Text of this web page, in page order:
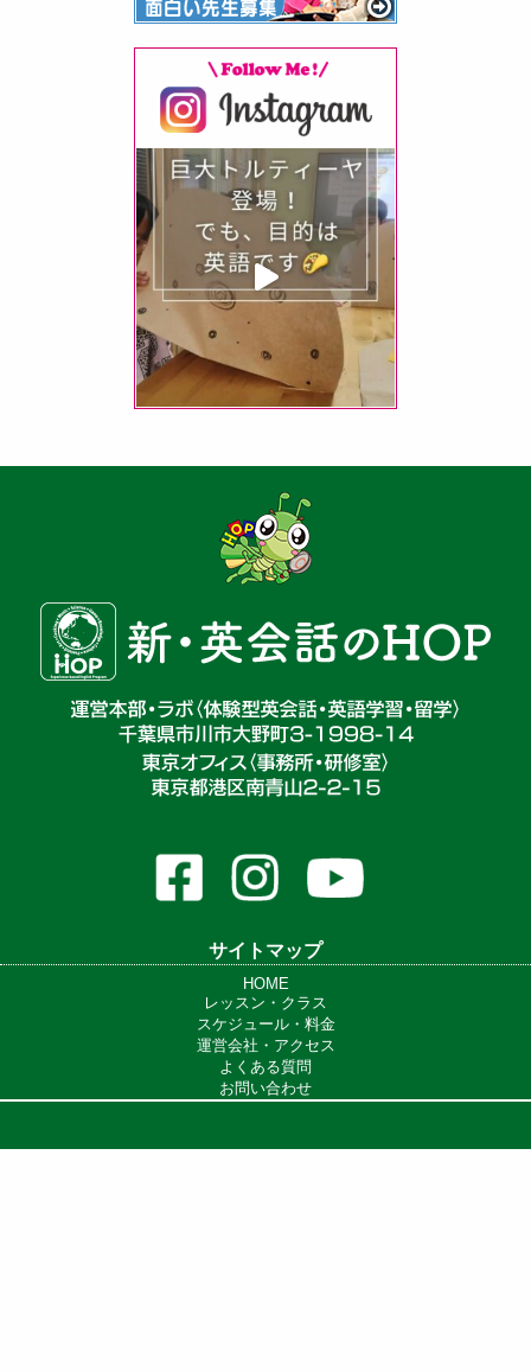
サイトマップ
HOME
レッスン・クラス
スケジュール・料金
運営会社・アクセス
よくある質問
お問い合わせ